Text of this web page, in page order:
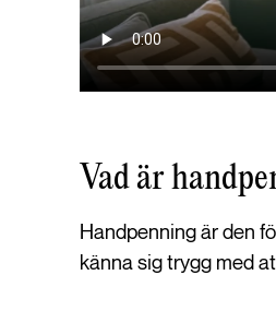
Vad är
Handpenning är den
känna sig trygg med